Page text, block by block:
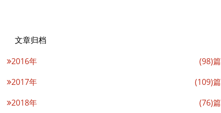
文章归档
2016年
(98)篇
2017年
(109)篇
2018年
(76)篇